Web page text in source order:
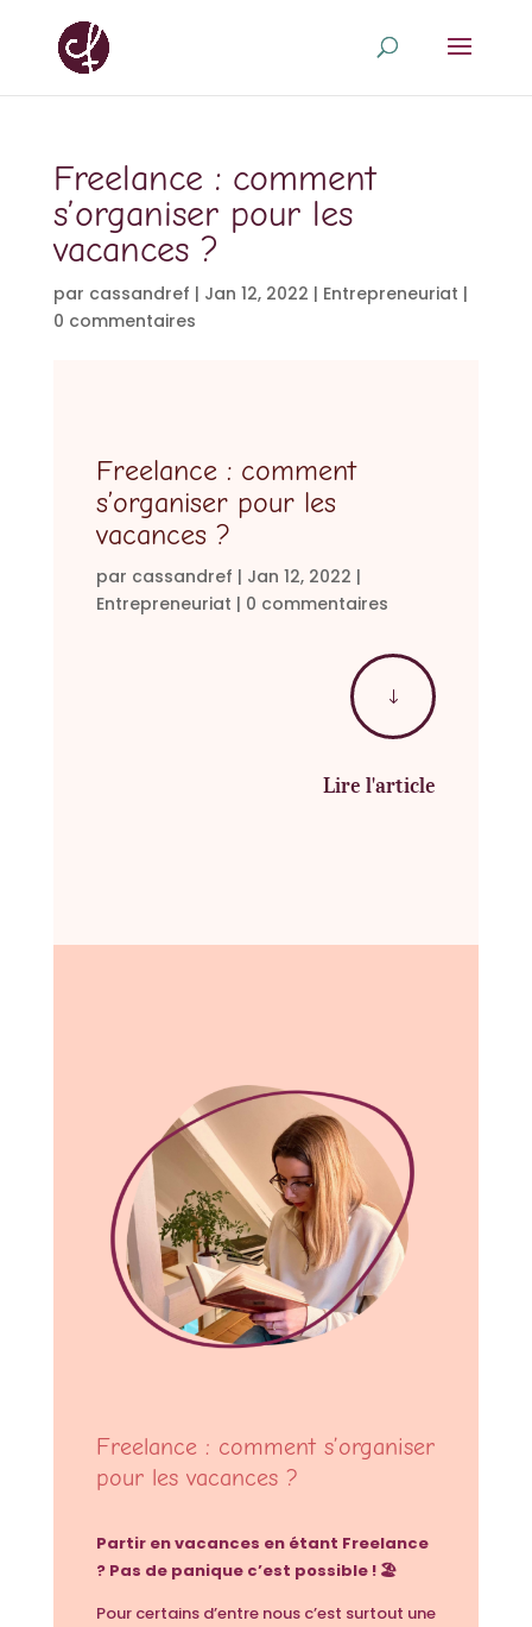
Freelance : comment
s’organiser pour les
vacances ?
par cassandref | Jan 12, 2022 | Entrepreneuriat |
0 commentaires
Freelance : comment
s’organiser pour les
vacances ?
par cassandref | Jan 12, 2022 |
Entrepreneuriat | 0 commentaires
"
Lire l'article
Freelance : comment s’organiser
pour les vacances ?
Partir en vacances en étant Freelance
? Pas de panique c’est possible ! 🏖
Pour certains d’entre nous c’est surtout une